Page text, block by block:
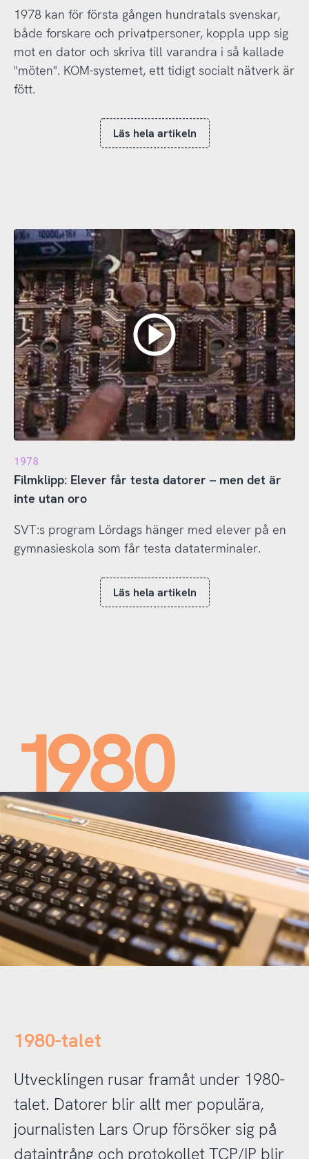
1978 kan för första gången hundratals svenskar,
både forskare och privatpersoner, koppla upp sig
mot en dator och skriva till varandra i så kallade
"möten". KOM-systemet, ett tidigt socialt nätverk är
fött.
Läs hela artikeln
1978
Filmklipp: Elever får testa datorer – men det är
inte utan oro
SVT:s program Lördags hänger med elever på en
gymnasieskola som får testa dataterminaler.
Läs hela artikeln
1980
1980-talet
Utvecklingen rusar framåt under 1980-
talet. Datorer blir allt mer populära,
journalisten Lars Orup försöker sig på
dataintrång och protokollet TCP/IP blir